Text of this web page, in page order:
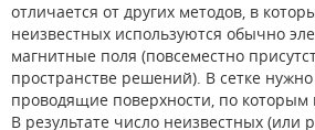
отличается от других методов, в
неизвестных используются обычно
магнитные поля (повсеместно
пространстве решений). В сетке
проводящие поверхности, по которым
В результате число неизвестных (или